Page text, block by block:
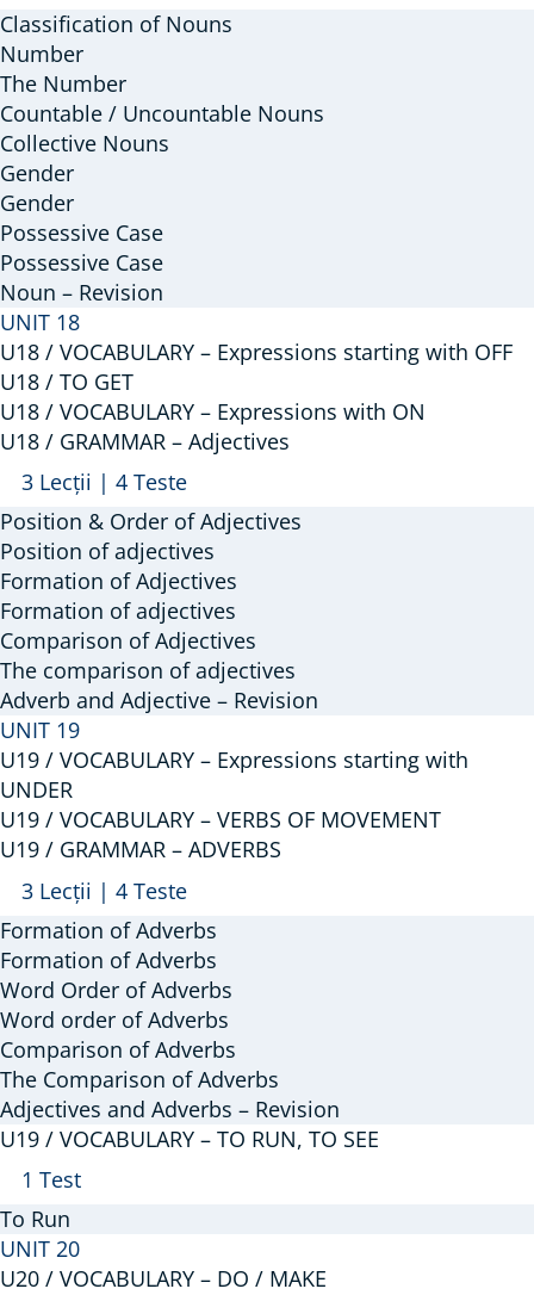
/
GRAMMAR
–
Nouns
Classification of Nouns
Number
The Number
Countable / Uncountable Nouns
Collective Nouns
Gender
Gender
Possessive Case
Possessive Case
Noun – Revision
UNIT 18
U18 / VOCABULARY – Expressions starting with OFF
U18 / TO GET
U18 / VOCABULARY – Expressions with ON
U18 / GRAMMAR – Adjectives
Arată
U18
/
GRAMMAR
–
Adjectives
3 Lecții | 4 Teste
Position & Order of Adjectives
Position of adjectives
Formation of Adjectives
Formation of adjectives
Comparison of Adjectives
The comparison of adjectives
Adverb and Adjective – Revision
UNIT 19
U19 / VOCABULARY – Expressions starting with
UNDER
U19 / VOCABULARY – VERBS OF MOVEMENT
U19 / GRAMMAR – ADVERBS
Arată
U19
/
GRAMMAR
–
ADVERBS
3 Lecții | 4 Teste
Formation of Adverbs
Formation of Adverbs
Word Order of Adverbs
Word order of Adverbs
Comparison of Adverbs
The Comparison of Adverbs
Adjectives and Adverbs – Revision
U19 / VOCABULARY – TO RUN, TO SEE
Arată
U19
/
VOCABULARY
–
1 Test
To Run
UNIT 20
U20 / VOCABULARY – DO / MAKE